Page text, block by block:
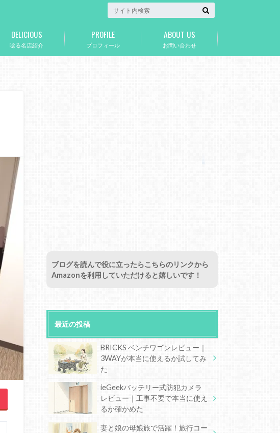
唸る名店紹介
DELICIOUS
プロフィール
PROFILE
お問い合わせ
ABOUT US
ブログを読んで役に立ったらこちらのリンクから
Amazonを利用していただけると嬉しいです！
最近の投稿
BRICKS ベンチワゴンレビュー｜
3WAYが本当に使えるか試してみ
た
ieGeekバッテリー式防犯カメラ
レビュー｜工事不要で本当に使え
るか確かめた
妻と娘の母娘旅で活躍！旅行コー